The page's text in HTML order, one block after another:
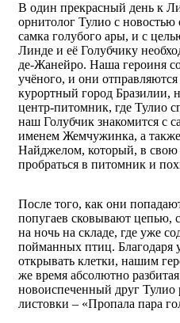
В один прекрасный день к
орнитолог Тулио с
самка голубого ары, и с
Линде и её Голубчику
де-Жанейро. Наша героиня
учёного, и они
курортный город Бразилии,
центр-питомник, где Тулио
наш Голубчик знакомится с
именем Жемчужинка, а
Найджелом, который, в свою
пробраться в питомник и
После того, как они
попугаев сковывают цепью,
на ночь на складе, где уже
пойманных птиц. Благодаря
открывать клетки, нашим
же время абсолютно
новоиспеченный друг Тулио
листовки – «Пропала пара